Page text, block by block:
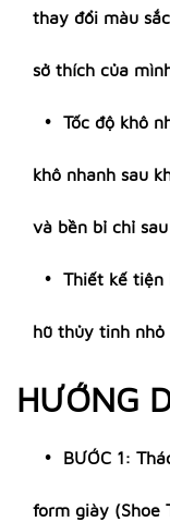
thay đổi màu
sở thích của
Tốc độ khô
khô nhanh sau
và bền bỉ chỉ
Thiết kế tiện
hũ thủy tinh nhỏ
HƯỚNG
BƯỚC 1:
form giày (Shoe